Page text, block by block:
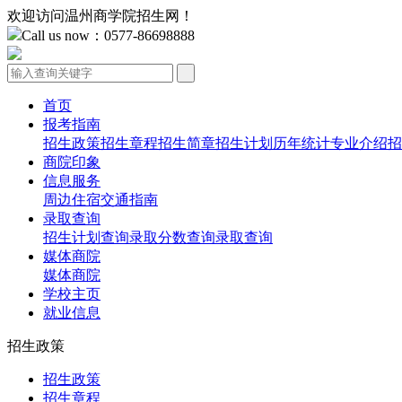
欢迎访问温州商学院招生网！
Call us now：0577-86698888
首页
报考指南
招生政策招生章程招生简章招生计划 历年统计专业介绍
商院印象
信息服务
周边住宿交通指南
录取查询
招生计划查询录取分数查询录取查询
媒体商院
媒体商院
学校主页
就业信息
招生政策
招生政策
招生章程